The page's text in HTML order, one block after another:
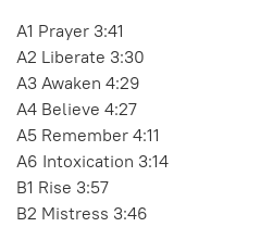
A1 Prayer 3:41
A2 Liberate 3:30
A3 Awaken 4:29
A4 Believe 4:27
A5 Remember 4:11
A6 Intoxication 3:14
B1 Rise 3:57
B2 Mistress 3:46